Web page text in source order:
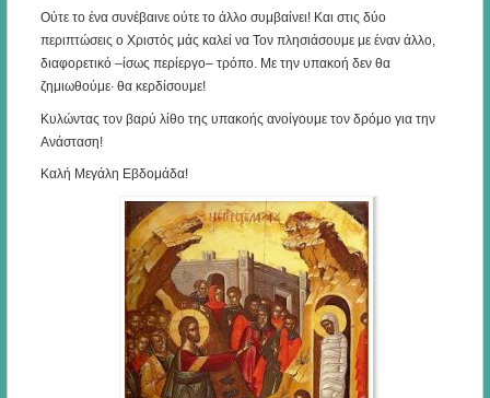
Ούτε το ένα συνέβαινε ούτε το άλλο συμβαίνει! Και στις δύο
περιπτώσεις ο Χριστός μάς καλεί να Τον πλησιάσουμε με έναν άλλο,
διαφορετικό –ίσως περίεργο– τρόπο. Με την υπακοή δεν θα
ζημιωθούμε· θα κερδίσουμε!
Κυλώντας τον βαρύ λίθο της υπακοής ανοίγουμε τον δρόμο για την
Ανάσταση!
Καλή Μεγάλη Εβδομάδα!